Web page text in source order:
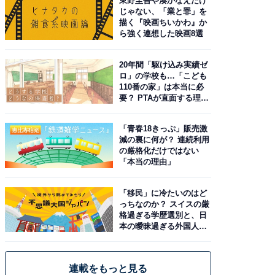
じゃない、「業と罪」を
描く『映画ちいかわ』か
ら強く連想した映画8選
20年間「駆け込み実績ゼ
ロ」の学校も…「こども
110番の家」は本当に必
要？ PTAが直面する理想
「青春18きっぷ」販売激
減の裏に何が？ 連続利用
の厳格化だけではない
「本当の理由」
「移民」に冷たいのはど
っちなのか？ スイスの厳
格過ぎる学歴選別と、日
本の曖昧過ぎる外国人政
連載をもっと見る